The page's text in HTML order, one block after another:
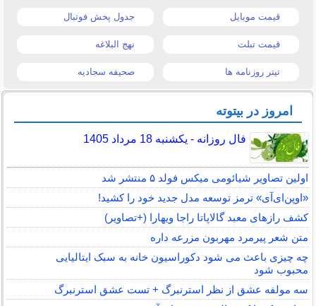
قیمت موبایل جدول پخش فوتبال
قیمت تبلت نهج البلاغه
تیتر روزنامه ها صحیفه سجادیه
امروز در بیتوته
فال روزانه - یکشنبه 18 مرداد 1405
اولین تصاویر شیائومی میکس فولد ۵ منتشر شد
«اوپن‌ای‌آی» ترمز توسعه مدل جدید خود را کشید!
کشف رازهای معبد گالاپاتا راجا ویهارا (+تصاویر)
متن شعر پیرمرد مهربون مزرعه داره
چه چیزی باعث می شود دکوراسیون خانه به سبک ایتالیایی
محبوب شود
سه مولفه عشق از نظر استرنبرگ + تست عشق استرنبرگ